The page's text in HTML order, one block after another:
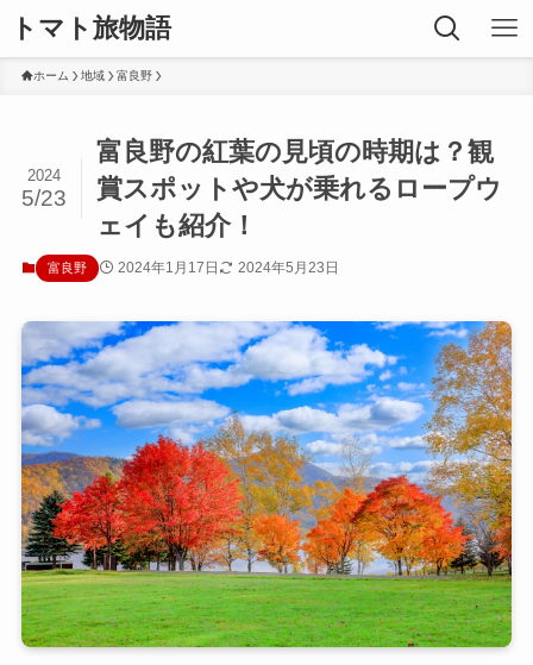
トマト旅物語
ホーム 地域 富良野
富良野の紅葉の見頃の時期は？観
賞スポットや犬が乗れるロープウ
ェイも紹介！
2024
5/23
富良野 2024年1月17日 2024年5月23日